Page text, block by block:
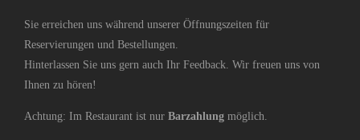
Sie erreichen uns während unserer Öffnungszeiten für
Reservierungen und Bestellungen.
Hinterlassen Sie uns gern auch Ihr Feedback. Wir freuen uns von
Ihnen zu hören!
Achtung: Im Restaurant ist nur Barzahlung möglich.